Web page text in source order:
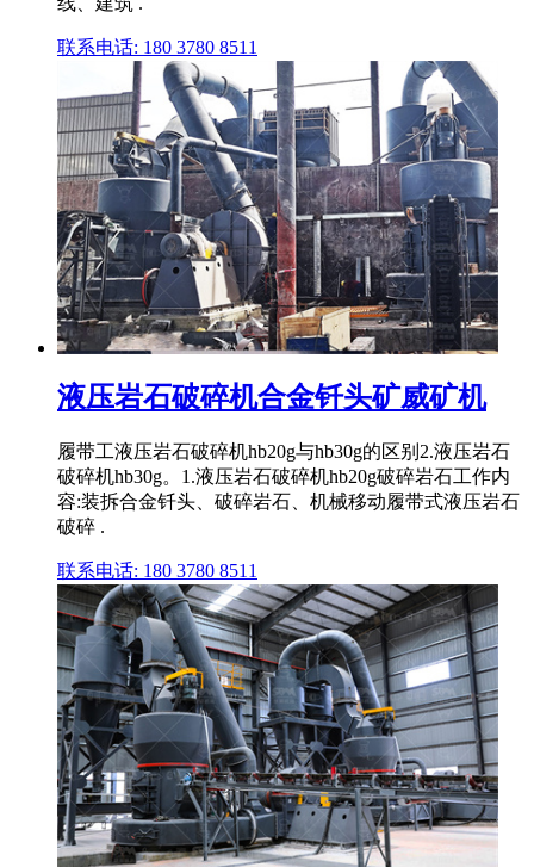
联系电话: 180 3780 8511
液压岩石破碎机合金钎头矿威矿机
履带工液压岩石破碎机hb20g与hb30g的区别2.液压岩石
破碎机hb30g。1.液压岩石破碎机hb20g破碎岩石工作内
容:装拆合金钎头、破碎岩石、机械移动履带式液压岩石
破碎 .
联系电话: 180 3780 8511